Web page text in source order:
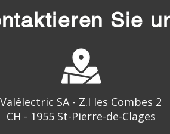
Sie
Valélectric SA - Z.I les Combes 2
CH - 1955 St-Pierre-de-Clages